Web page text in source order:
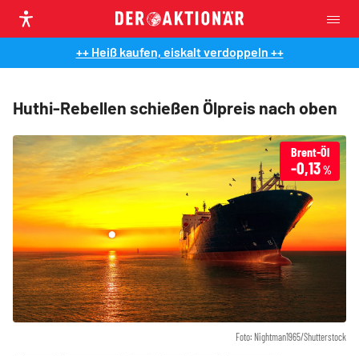
++ Heiß kaufen, eiskalt verdoppeln ++
Huthi-Rebellen schießen Ölpreis nach oben
Foto: Nightman1965/Shutterstock
Brent-Öl
-0,13%